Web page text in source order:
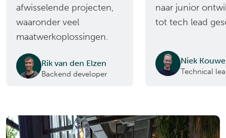
afwisselende projecten,
waaronder veel
maatwerkoplossingen.
Rik van den Elzen
Backend developer
naar junior
tot tech lead
Niek
Technical